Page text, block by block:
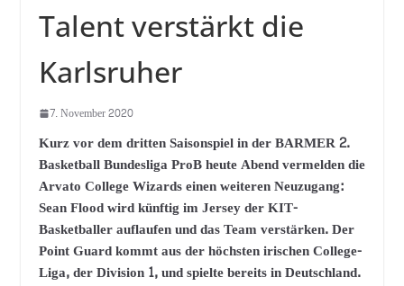
Talent verstärkt die
Karlsruher
7. November 2020
Kurz vor dem dritten Saisonspiel in der BARMER 2.
Basketball Bundesliga ProB heute Abend vermelden die
Arvato College Wizards einen weiteren Neuzugang:
Sean Flood wird künftig im Jersey der KIT-
Basketballer auflaufen und das Team verstärken. Der
Point Guard kommt aus der höchsten irischen College-
Liga, der Division 1, und spielte bereits in Deutschland.